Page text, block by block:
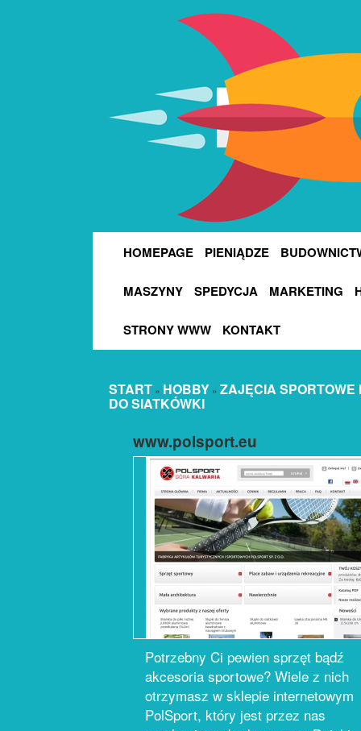
HOMEPAGE PIENIĄDZE
MASZYNY SPEDYCJA MARKETING
STRONY WWW KONTAKT
START » HOBBY » ZAJĘCIA
DO SIATKÓWKI
www.polsport.eu
Potrzebny Ci pewien sprzęt bądź
akcesoria sportowe? Wiele z nich
otrzymasz w sklepie internetowym
PolSport, który jest przez nas